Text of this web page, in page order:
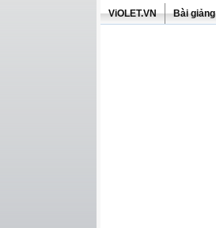
ViOLET.VN Bài giảng